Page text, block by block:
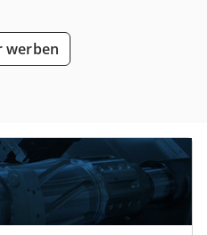
Ø 210 mm mit
mit 4 Stück
Ø 250 mm i.D. *
werben